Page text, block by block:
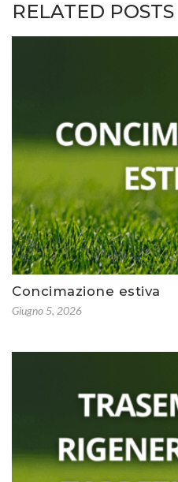
RELATED POSTS
Concimazione estiva
Giugno 5, 2026